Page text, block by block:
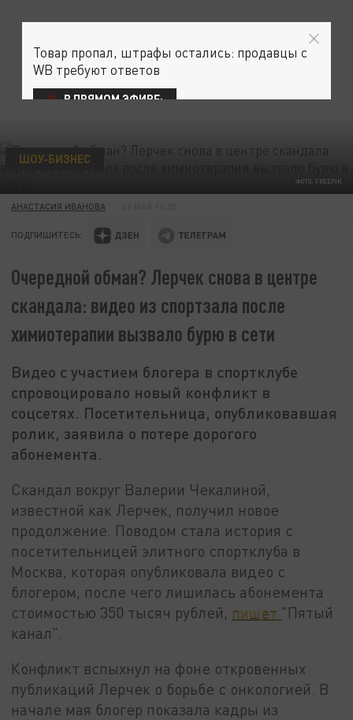
ФОТО: FREEPIK
ШОУ-БИЗНЕС
АНАСТАСИЯ ИВАНОВА
ПОДПИШИТЕСЬ:
Очередной обман? Лерчек снова в центре
скандала: видео из спортзала после
химиотерапии вызвало бурю в сети
Видео с участием блогера в спортклубе
спровоцировало новый конфликт в
соцсетях. Посетительница, опубликовавшая
ролик, заявила о потере дорогого
абонемента.
Скандал вокруг Валерии Чекалиной,
известной как Лерчек, получил новое
продолжение. Поводом стала история с
посетительницей элитного спортклуба в
Москва, которая опубликовала видео с
блогером, после чего лишилась абонемента
стоимостью 350 тысяч рублей, пишет "Пятый
канал".
Конфликт вспыхнул на фоне откровенных
публикаций Лерчек о борьбе с онкологией. В
начале мая блогер показала кадры из
Товар пропал, штрафы остались: продавцы с
WB требуют ответов
В ПРЯМОМ ЭФИРЕ: